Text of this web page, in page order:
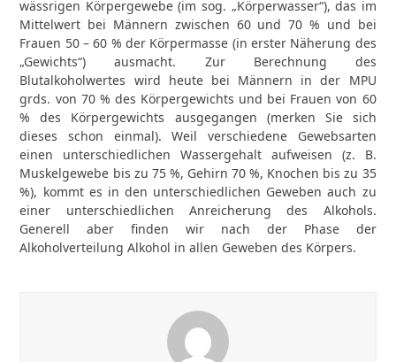
wässrigen Körpergewebe (im sog. „Körperwasser“), das im
Mittelwert bei Männern zwischen 60 und 70 % und bei
Frauen 50 – 60 % der Körpermasse (in erster Näherung des
„Gewichts“) ausmacht. Zur Berechnung des
Blutalkoholwertes wird heute bei Männern in der MPU
grds. von 70 % des Körpergewichts und bei Frauen von 60
% des Körpergewichts ausgegangen (merken Sie sich
dieses schon einmal). Weil verschiedene Gewebsarten
einen unterschiedlichen Wassergehalt aufweisen (z. B.
Muskelgewebe bis zu 75 %, Gehirn 70 %, Knochen bis zu 35
%), kommt es in den unterschiedlichen Geweben auch zu
einer unterschiedlichen Anreicherung des Alkohols.
Generell aber finden wir nach der Phase der
Alkoholverteilung Alkohol in allen Geweben des Körpers.